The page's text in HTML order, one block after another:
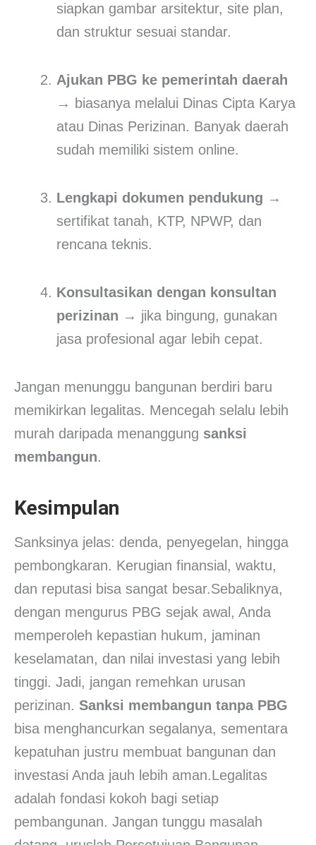
siapkan gambar arsitektur, site plan,
dan struktur sesuai standar.
Ajukan PBG ke pemerintah daerah
→ biasanya melalui Dinas Cipta Karya
atau Dinas Perizinan. Banyak daerah
sudah memiliki sistem online.
Lengkapi dokumen pendukung →
sertifikat tanah, KTP, NPWP, dan
rencana teknis.
Konsultasikan dengan konsultan
perizinan → jika bingung, gunakan
jasa profesional agar lebih cepat.
Jangan menunggu bangunan berdiri baru
memikirkan legalitas. Mencegah selalu lebih
murah daripada menanggung sanksi
membangun.
Kesimpulan
Sanksinya jelas: denda, penyegelan, hingga
pembongkaran. Kerugian finansial, waktu,
dan reputasi bisa sangat besar.Sebaliknya,
dengan mengurus PBG sejak awal, Anda
memperoleh kepastian hukum, jaminan
keselamatan, dan nilai investasi yang lebih
tinggi. Jadi, jangan remehkan urusan
perizinan. Sanksi membangun tanpa PBG
bisa menghancurkan segalanya, sementara
kepatuhan justru membuat bangunan dan
investasi Anda jauh lebih aman.Legalitas
adalah fondasi kokoh bagi setiap
pembangunan. Jangan tunggu masalah